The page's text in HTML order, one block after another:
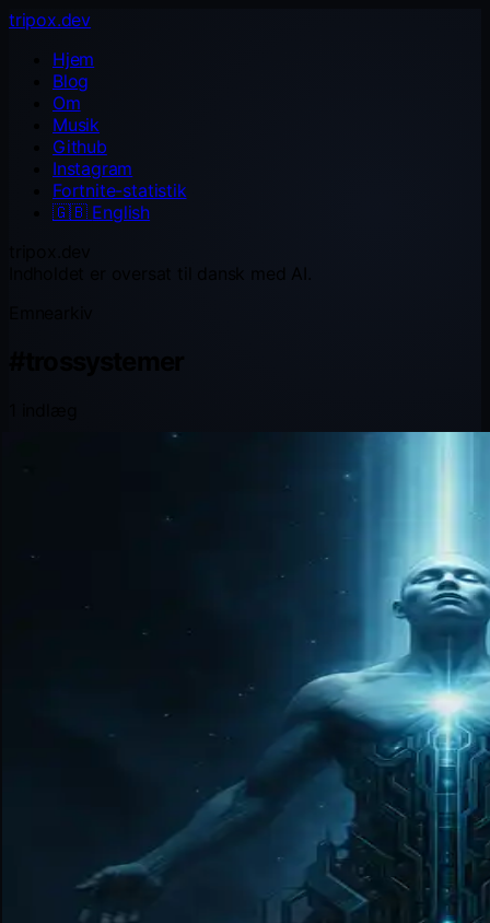
tripox.dev
Hjem
Blog
Om
Musik
Github
Instagram
Fortnite-statistik
🇬🇧 English
Indholdet er oversat til dansk med AI.